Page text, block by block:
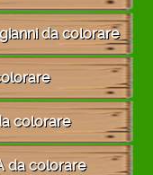
da colorare
colorare
da colorare